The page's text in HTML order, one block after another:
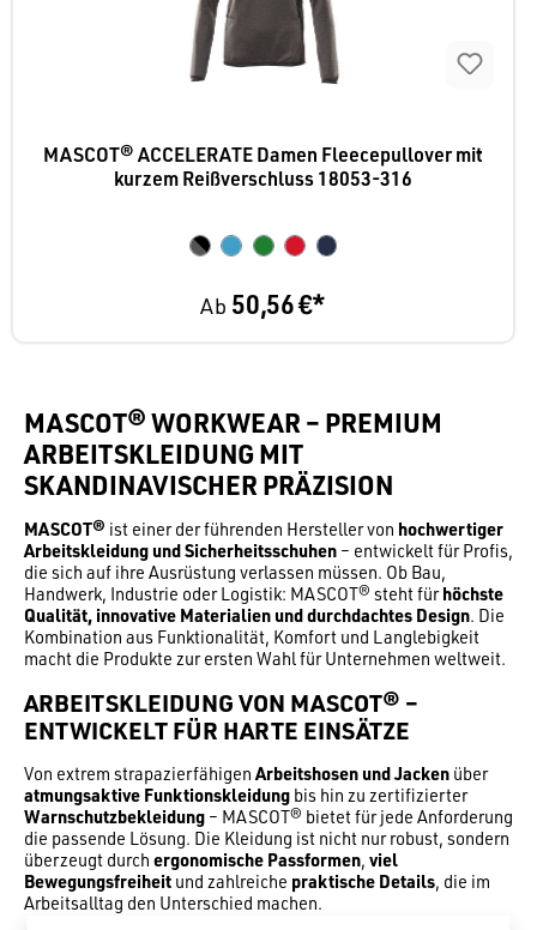
MASCOT® ACCELERATE Damen Fleecepullover mit
kurzem Reißverschluss 18053-316
Ab 50,56 €*
MASCOT® WORKWEAR – PREMIUM
ARBEITSKLEIDUNG MIT
SKANDINAVISCHER PRÄZISION
MASCOT® ist einer der führenden Hersteller von hochwertiger
Arbeitskleidung und Sicherheitsschuhen – entwickelt für Profis,
die sich auf ihre Ausrüstung verlassen müssen. Ob Bau,
Handwerk, Industrie oder Logistik: MASCOT® steht fürhöchste
Qualität, innovative Materialien und durchdachtes Design. Die
Kombination aus Funktionalität, Komfort und Langlebigkeit
macht die Produkte zur ersten Wahl für Unternehmen weltweit.
ARBEITSKLEIDUNG VON MASCOT® –
ENTWICKELT FÜR HARTE EINSÄTZE
Von extrem strapazierfähigenArbeitshosen und Jacken über
atmungsaktive Funktionskleidung bis hin zu zertifizierter
Warnschutzbekleidung – MASCOT® bietet für jede Anforderung
die passende Lösung. Die Kleidung ist nicht nur robust, sondern
überzeugt durch ergonomische Passformen, viel
Bewegungsfreiheit und zahlreiche praktische Details, die im
Arbeitsalltag den Unterschied machen.